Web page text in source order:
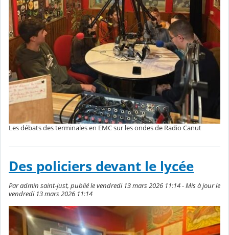
Les débats des terminales en EMC sur les ondes de Radio Canut
Des policiers devant le lycée
Par admin saint-just, publié le vendredi 13 mars 2026 11:14 - Mis à jour le
vendredi 13 mars 2026 11:14